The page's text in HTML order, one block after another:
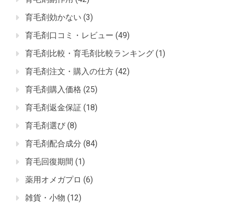
育毛剤効かない (3)
育毛剤口コミ・レビュー (49)
育毛剤比較・育毛剤比較ランキング (1)
育毛剤注文・購入の仕方 (42)
育毛剤購入価格 (25)
育毛剤返金保証 (18)
育毛剤選び (8)
育毛剤配合成分 (84)
育毛回復期間 (1)
薬用オメガプロ (6)
雑貨・小物 (12)